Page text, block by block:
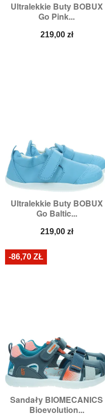
Ultralekkie Buty BOBUX
Go Pink...
Cena
219,00 zł
Ultralekkie Buty BOBUX
Go Baltic...
Cena
219,00 zł
Sandały BIOMECANICS
Bioevolution...
-86,70 ZŁ